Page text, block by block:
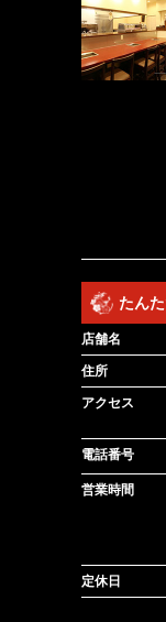
たん
店舗名
住所
アクセス
電話番号
営業時間
定休日